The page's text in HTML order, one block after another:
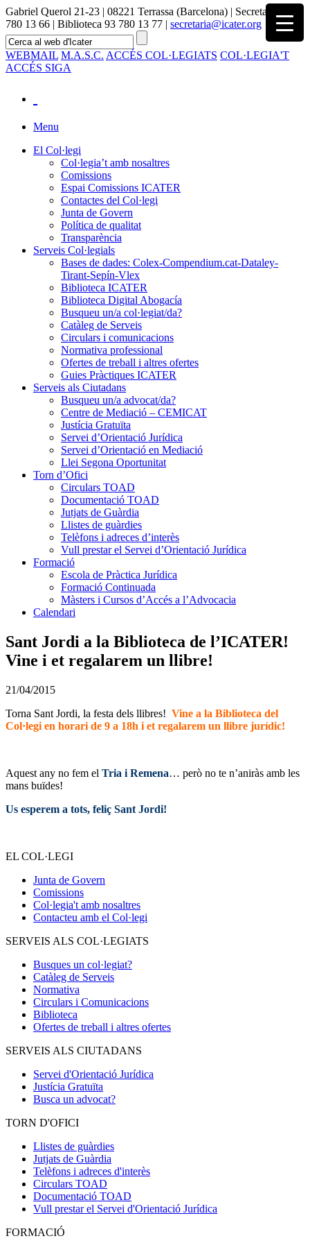
Gabriel Querol 21-23 | 08221 Terrassa (Barcelona) | Secretaria 93
780 13 66 | Biblioteca 93 780 13 77 | secretaria@icater.org
WEBMAIL M.A.S.C. ACCÉS COL·LEGIATS COL·LEGIA'T
ACCÉS SIGA
Menu
El Col·legi
Col·legia’t amb nosaltres
Comissions
Espai Comissions ICATER
Contactes del Col·legi
Junta de Govern
Política de qualitat
Transparència
Serveis Col·legials
Bases de dades: Colex-Compendium.cat-Dataley-
Tirant-Sepín-Vlex
Biblioteca ICATER
Biblioteca Digital Abogacía
Busqueu un/a col·legiat/da?
Catàleg de Serveis
Circulars i comunicacions
Normativa professional
Ofertes de treball i altres ofertes
Guies Pràctiques ICATER
Serveis als Ciutadans
Busqueu un/a advocat/da?
Centre de Mediació – CEMICAT
Justícia Gratuïta
Servei d’Orientació Jurídica
Servei d’Orientació en Mediació
Llei Segona Oportunitat
Torn d’Ofici
Circulars TOAD
Documentació TOAD
Jutjats de Guàrdia
Llistes de guàrdies
Telèfons i adreces d’interès
Vull prestar el Servei d’Orientació Jurídica
Formació
Escola de Pràctica Jurídica
Formació Continuada
Màsters i Cursos d’Accés a l’Advocacia
Calendari
Sant Jordi a la Biblioteca de l’ICATER!
Vine i et regalarem un llibre!
21/04/2015
Torna Sant Jordi, la festa dels llibres! Vine a la Biblioteca del
Col·legi en horari de 9 a 18h i et regalarem un llibre jurídic!
Aquest any no fem el Tria i Remena… però no te n’aniràs amb les
mans buïdes!
Us esperem a tots, feliç Sant Jordi!
EL COL·LEGI
Junta de Govern
Comissions
Col·legia't amb nosaltres
Contacteu amb el Col·legi
SERVEIS ALS COL·LEGIATS
Busques un col·legiat?
Catàleg de Serveis
Normativa
Circulars i Comunicacions
Biblioteca
Ofertes de treball i altres ofertes
SERVEIS ALS CIUTADANS
Servei d'Orientació Jurídica
Justícia Gratuïta
Busca un advocat?
TORN D'OFICI
Llistes de guàrdies
Jutjats de Guàrdia
Telèfons i adreces d'interès
Circulars TOAD
Documentació TOAD
Vull prestar el Servei d'Orientació Jurídica
FORMACIÓ